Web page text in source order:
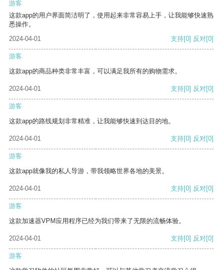
游客
这款app的用户界面简洁明了，使用起来非常容易上手，让我能够快速熟
悉操作。
2024-04-01
支持[0] 反对[0]
游客
这款app的商品种类非常丰富，可以满足我所有的购物需求。
2024-04-01 支持[0] 反对[0]
游客
这款app的路线规划非常精准，让我能够快速到达目的地。
2024-04-01 支持[0] 反对[0]
游客
这款app就像我的私人导游，带我领略世界各地的美景。
2024-04-01 支持[0] 反对[0]
游客
这款加速器VPM应用程序已经为我们带来了无限的流畅体验。
2024-04-01 支持[0] 反对[0]
游客